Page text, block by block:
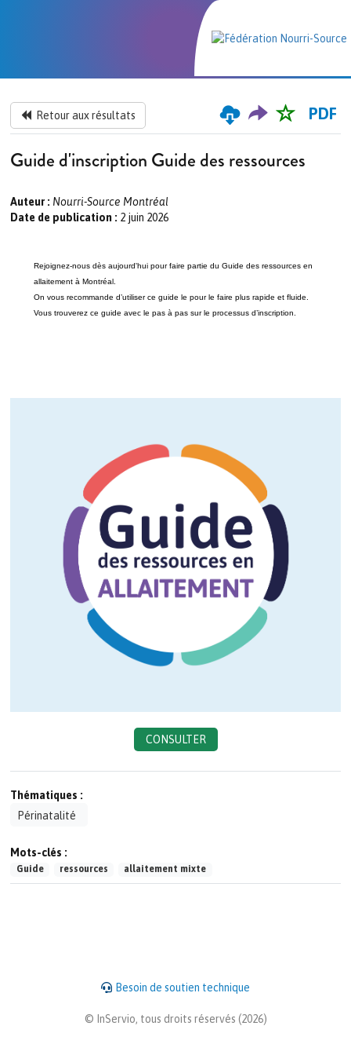
Retour aux résultats PDF
Guide d'inscription Guide des ressources
Auteur : Nourri-Source Montréal
Date de publication : 2 juin 2026
Rejoignez-nous dès aujourd'hui pour faire partie du Guide des ressources en
allaitement à Montréal.
On vous recommande d’utiliser ce guide le pour le faire plus rapide et fluide.
Vous trouverez ce guide avec le pas à pas sur le processus d’inscription.
CONSULTER
Thématiques :
Périnatalité
Mots-clés :
Guide ressources allaitement mixte
Besoin de soutien technique
© InServio, tous droits réservés (2026)